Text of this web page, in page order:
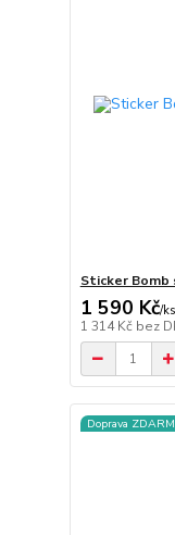
Sticker Bomb
1 590 Kč/ks
1 314 Kč bez
Doprava